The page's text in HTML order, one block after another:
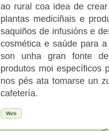
ao rural coa idea de
plantas mediciñais e
saquiños de infusións e
cosmética e saúde para
son unha gran fonte
produtos moi específicos
nos pés ata tomarse un
cafetería.
Web